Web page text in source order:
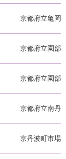
京都府立亀岡
京都府立園部
京都府立園部
京都府立南丹
京丹波町市場